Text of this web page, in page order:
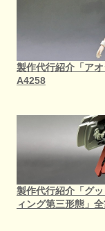
製作代行紹介「ア
A4258
製作代行紹介「グ
ィング第三形態」